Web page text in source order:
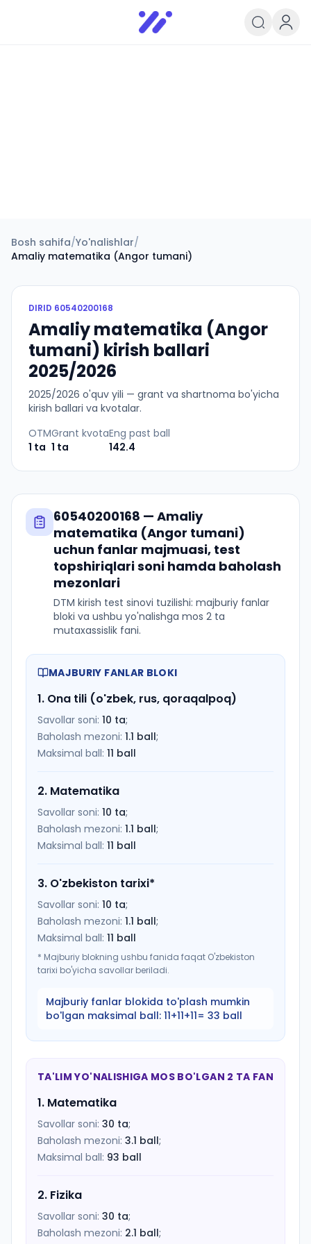
Infoedu
Ta&#039;lim xabarlari va
Bosh sahifa/Yo'nalishlar/
Amaliy matematika (Angor tumani)
DIRID 60540200168
Amaliy matematika (Angor
tumani) kirish ballari
2025/2026
2025/2026 o'quv yili — grant va shartnoma bo'yicha
kirish ballari va kvotalar.
OTM
1 ta
Grant kvota
1 ta
Eng past ball
142.4
60540200168 — Amaliy
matematika (Angor tumani)
uchun fanlar majmuasi, test
topshiriqlari soni hamda baholash
mezonlari
DTM kirish test sinovi tuzilishi: majburiy fanlar
bloki va ushbu yo'nalishga mos 2 ta
mutaxassislik fani.
MAJBURIY FANLAR BLOKI
1. Ona tili (o'zbek, rus, qoraqalpoq)
Savollar soni: 10 ta;
Baholash mezoni: 1.1 ball;
Maksimal ball: 11 ball
2. Matematika
Savollar soni: 10 ta;
Baholash mezoni: 1.1 ball;
Maksimal ball: 11 ball
3. O'zbekiston tarixi*
Savollar soni: 10 ta;
Baholash mezoni: 1.1 ball;
Maksimal ball: 11 ball
* Majburiy blokning ushbu fanida faqat O'zbekiston
tarixi bo'yicha savollar beriladi.
Majburiy fanlar blokida to'plash mumkin
bo'lgan maksimal ball: 11+11+11= 33 ball
TA'LIM YO'NALISHIGA MOS BO'LGAN 2 TA FAN
1. Matematika
Savollar soni: 30 ta;
Baholash mezoni: 3.1 ball;
Maksimal ball: 93 ball
2. Fizika
Savollar soni: 30 ta;
Baholash mezoni: 2.1 ball;